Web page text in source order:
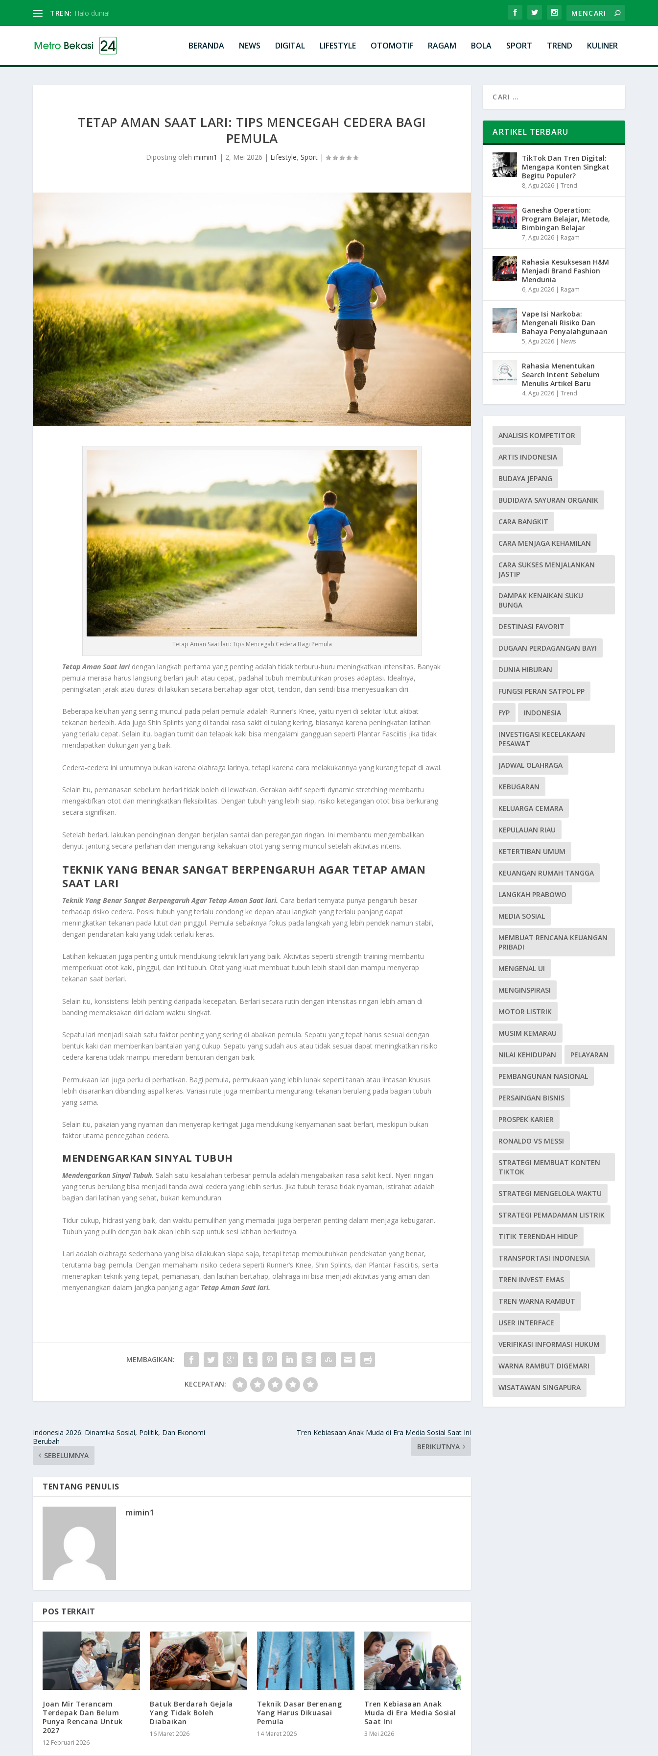
TREN: Halo dunia!
BERANDA NEWS DIGITAL LIFESTYLE OTOMOTIF RAGAM BOLA SPORT TREND KULINER
TETAP AMAN SAAT LARI: TIPS MENCEGAH CEDERA BAGI
PEMULA
Diposting olehmimin1 | 2, Mei 2026 | Lifestyle,Sport |
Tetap Aman Saat lari: Tips Mencegah Cedera Bagi Pemula
Tetap Aman Saat lari dengan langkah pertama yang penting adalah tidak terburu-buru meningkatkan intensitas. Banyak
pemula merasa harus langsung berlari jauh atau cepat, padahal tubuh membutuhkan proses adaptasi. Idealnya,
peningkatan jarak atau durasi di lakukan secara bertahap agar otot, tendon, dan sendi bisa menyesuaikan diri.
Beberapa keluhan yang sering muncul pada pelari pemula adalah Runner’s Knee, yaitu nyeri di sekitar lutut akibat
tekanan berlebih. Ada juga Shin Splints yang di tandai rasa sakit di tulang kering, biasanya karena peningkatan latihan
yang terlalu cepat. Selain itu, bagian tumit dan telapak kaki bisa mengalami gangguan seperti Plantar Fasciitis jika tidak
mendapatkan dukungan yang baik.
Cedera-cedera ini umumnya bukan karena olahraga larinya, tetapi karena cara melakukannya yang kurang tepat di awal.
Selain itu, pemanasan sebelum berlari tidak boleh di lewatkan. Gerakan aktif seperti dynamic stretching membantu
mengaktifkan otot dan meningkatkan fleksibilitas. Dengan tubuh yang lebih siap, risiko ketegangan otot bisa berkurang
secara signifikan.
Setelah berlari, lakukan pendinginan dengan berjalan santai dan peregangan ringan. Ini membantu mengembalikan
denyut jantung secara perlahan dan mengurangi kekakuan otot yang sering muncul setelah aktivitas intens.
TEKNIK YANG BENAR SANGAT BERPENGARUH AGAR TETAP AMAN
SAAT LARI
Teknik Yang Benar Sangat Berpengaruh Agar Tetap Aman Saat lari. Cara berlari ternyata punya pengaruh besar
terhadap risiko cedera. Posisi tubuh yang terlalu condong ke depan atau langkah yang terlalu panjang dapat
meningkatkan tekanan pada lutut dan pinggul. Pemula sebaiknya fokus pada langkah yang lebih pendek namun stabil,
dengan pendaratan kaki yang tidak terlalu keras.
Latihan kekuatan juga penting untuk mendukung teknik lari yang baik. Aktivitas seperti strength training membantu
memperkuat otot kaki, pinggul, dan inti tubuh. Otot yang kuat membuat tubuh lebih stabil dan mampu menyerap
tekanan saat berlari.
Selain itu, konsistensi lebih penting daripada kecepatan. Berlari secara rutin dengan intensitas ringan lebih aman di
banding memaksakan diri dalam waktu singkat.
Sepatu lari menjadi salah satu faktor penting yang sering di abaikan pemula. Sepatu yang tepat harus sesuai dengan
bentuk kaki dan memberikan bantalan yang cukup. Sepatu yang sudah aus atau tidak sesuai dapat meningkatkan risiko
cedera karena tidak mampu meredam benturan dengan baik.
Permukaan lari juga perlu di perhatikan. Bagi pemula, permukaan yang lebih lunak seperti tanah atau lintasan khusus
lebih disarankan dibanding aspal keras. Variasi rute juga membantu mengurangi tekanan berulang pada bagian tubuh
yang sama.
Selain itu, pakaian yang nyaman dan menyerap keringat juga mendukung kenyamanan saat berlari, meskipun bukan
faktor utama pencegahan cedera.
MENDENGARKAN SINYAL TUBUH
Mendengarkan Sinyal Tubuh. Salah satu kesalahan terbesar pemula adalah mengabaikan rasa sakit kecil. Nyeri ringan
yang terus berulang bisa menjadi tanda awal cedera yang lebih serius. Jika tubuh terasa tidak nyaman, istirahat adalah
bagian dari latihan yang sehat, bukan kemunduran.
Tidur cukup, hidrasi yang baik, dan waktu pemulihan yang memadai juga berperan penting dalam menjaga kebugaran.
Tubuh yang pulih dengan baik akan lebih siap untuk sesi latihan berikutnya.
Lari adalah olahraga sederhana yang bisa dilakukan siapa saja, tetapi tetap membutuhkan pendekatan yang benar,
terutama bagi pemula. Dengan memahami risiko cedera seperti Runner’s Knee, Shin Splints, dan Plantar Fasciitis, serta
menerapkan teknik yang tepat, pemanasan, dan latihan bertahap, olahraga ini bisa menjadi aktivitas yang aman dan
menyenangkan dalam jangka panjang agar Tetap Aman Saat lari.
MEMBAGIKAN:
KECEPATAN:
Indonesia 2026: Dinamika Sosial, Politik, Dan Ekonomi
Berubah
SEBELUMNYA
Tren Kebiasaan Anak Muda di Era Media Sosial Saat Ini
BERIKUTNYA
TENTANG PENULIS
mimin1
POS TERKAIT
Joan Mir Terancam
Terdepak Dan Belum
Punya Rencana Untuk
2027
12 Februari 2026
Batuk Berdarah Gejala
Yang Tidak Boleh
Diabaikan
16 Maret 2026
Teknik Dasar Berenang
Yang Harus Dikuasai
Pemula
14 Maret 2026
Tren Kebiasaan Anak
Muda di Era Media Sosial
Saat Ini
3 Mei 2026
ARTIKEL TERBARU
TikTok Dan Tren Digital:
Mengapa Konten Singkat
Begitu Populer?
8, Agu 2026 |Trend
Ganesha Operation:
Program Belajar, Metode,
Bimbingan Belajar
7, Agu 2026 | Ragam
Rahasia Kesuksesan H&M
Menjadi Brand Fashion
Mendunia
6, Agu 2026 | Ragam
Vape Isi Narkoba:
Mengenali Risiko Dan
Bahaya Penyalahgunaan
5, Agu 2026 | News
Rahasia Menentukan
Search Intent Sebelum
Menulis Artikel Baru
4, Agu 2026 |Trend
ANALISIS KOMPETITOR
ARTIS INDONESIA
BUDAYA JEPANG
BUDIDAYA SAYURAN ORGANIK
CARA BANGKIT
CARA MENJAGA KEHAMILAN
CARA SUKSES MENJALANKAN
JASTIP
DAMPAK KENAIKAN SUKU
BUNGA
DESTINASI FAVORIT
DUGAAN PERDAGANGAN BAYI
DUNIA HIBURAN
FUNGSI PERAN SATPOL PP
FYP INDONESIA
INVESTIGASI KECELAKAAN
PESAWAT
JADWAL OLAHRAGA
KEBUGARAN
KELUARGA CEMARA
KEPULAUAN RIAU
KETERTIBAN UMUM
KEUANGAN RUMAH TANGGA
LANGKAH PRABOWO
MEDIA SOSIAL
MEMBUAT RENCANA KEUANGAN
PRIBADI
MENGENAL UI
MENGINSPIRASI
MOTOR LISTRIK
MUSIM KEMARAU
NILAI KEHIDUPAN PELAYARAN
PEMBANGUNAN NASIONAL
PERSAINGAN BISNIS
PROSPEK KARIER
RONALDO VS MESSI
STRATEGI MEMBUAT KONTEN
TIKTOK
STRATEGI MENGELOLA WAKTU
STRATEGI PEMADAMAN LISTRIK
TITIK TERENDAH HIDUP
TRANSPORTASI INDONESIA
TREN INVEST EMAS
TREN WARNA RAMBUT
USER INTERFACE
VERIFIKASI INFORMASI HUKUM
WARNA RAMBUT DIGEMARI
WISATAWAN SINGAPURA